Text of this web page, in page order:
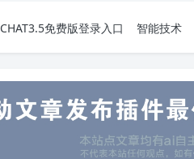
CHAT3.5免费版登录入口 智能技术